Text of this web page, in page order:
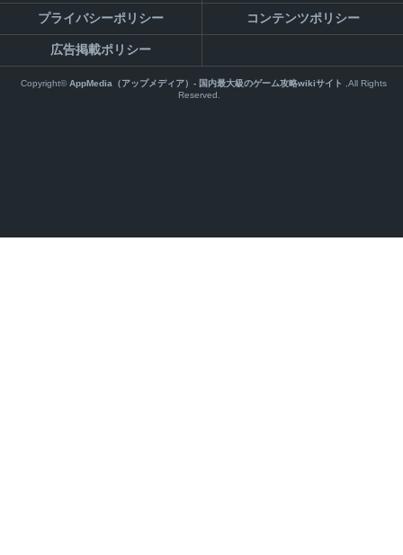
プライバシーポリシー コンテンツポリシー
広告掲載ポリシー
Copyright©AppMedia（アップメディア）- 国内最大級のゲーム攻略wikiサイト ,All Rights
Reserved.